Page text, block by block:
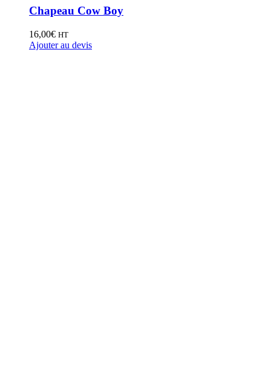
Chapeau Cow Boy
16,00€ HT
Ajouter au devis